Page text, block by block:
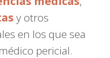
y otros
en los que sea
pericial.